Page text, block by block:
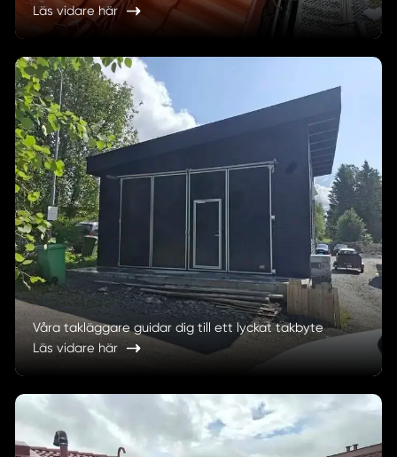
Läs vidare här
Våra takläggare guidar dig till ett lyckat takbyte
Läs vidare här